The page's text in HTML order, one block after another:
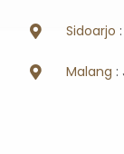
Sidoarjo
Malang :